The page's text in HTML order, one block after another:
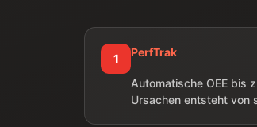
1 PerfTrak
Automatische OEE bis
Ursachen entsteht von